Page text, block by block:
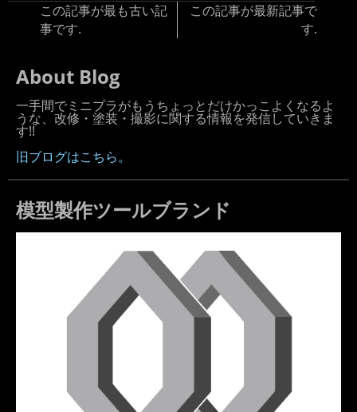
この記事が最も古い記
事です.
この記事が最新記事で
す.
About Blog
一手間でミニプラがもうちょっとだけかっこよくなるよ
うな、改修・塗装・撮影に関する情報を発信していきま
す!!
旧ブログはこちら。
模型製作ツールブランド